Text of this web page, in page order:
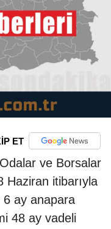
ET
ve Borsalar
Haziran itibarıyla
6 ay anapara
48 ay vadeli